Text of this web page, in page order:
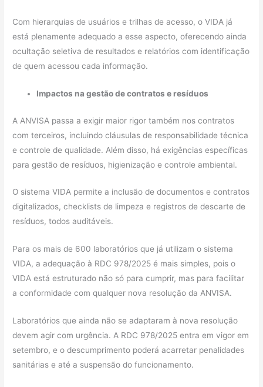
Com hierarquias de usuários e trilhas de acesso, o VIDA já
está plenamente adequado a esse aspecto, oferecendo ainda
ocultação seletiva de resultados e relatórios com identificação
de quem acessou cada informação.
Impactos na gestão de contratos e resíduos
A ANVISA passa a exigir maior rigor também nos contratos
com terceiros, incluindo cláusulas de responsabilidade técnica
e controle de qualidade. Além disso, há exigências específicas
para gestão de resíduos, higienização e controle ambiental.
O sistema VIDA permite a inclusão de documentos e contratos
digitalizados, checklists de limpeza e registros de descarte de
resíduos, todos auditáveis.
Para os mais de 600 laboratórios que já utilizam o sistema
VIDA, a adequação à RDC 978/2025 é mais simples, pois o
VIDA está estruturado não só para cumprir, mas para facilitar
a conformidade com qualquer nova resolução da ANVISA.
Laboratórios que ainda não se adaptaram à nova resolução
devem agir com urgência. A RDC 978/2025 entra em vigor em
setembro, e o descumprimento poderá acarretar penalidades
sanitárias e até a suspensão do funcionamento.